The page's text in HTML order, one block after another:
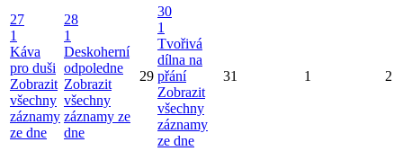
27
1
Káva
pro duši
Zobrazit
všechny
záznamy
ze dne
28
1
Deskoherní
odpoledne
Zobrazit
všechny
záznamy ze
dne
29
30
1
Tvořivá
dílna na
přání
Zobrazit
všechny
záznamy
ze dne
31 1 2